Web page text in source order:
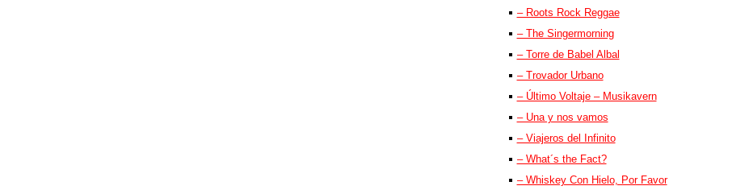
– Roots Rock Reggae
– The Singermorning
– Torre de Babel Albal
– Trovador Urbano
– Último Voltaje – Musikavern
– Una y nos vamos
– Viajeros del Infinito
– What´s the Fact?
– Whiskey Con Hielo, Por Favor